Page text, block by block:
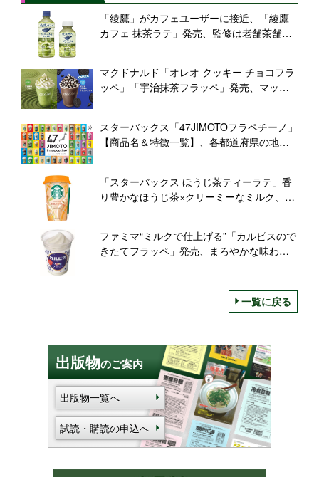
「綾鷹」がカフェユーザーに接近、「綾鷹
カフェ 抹茶ラテ」発売、監修は老舗茶舗と
マクドナルド「オレオ クッキー チョコフラ
ッペ」「宇治抹茶フラッペ」発売、マック
スターバックス「47JIMOTOフラペチーノ」
【商品名＆特徴一覧】、各都道府県の地元
「スターバックス ほうじ茶ティーラテ」香
り豊かなほうじ茶×クリーミーなミルク、コ
ファミマ“ミルクで仕上げる”「カルピスので
きたてフラッペ」発売、まろやかな味わい×
一覧に戻る
出版物のご案内
出版物一覧へ
試読・購読の申込へ